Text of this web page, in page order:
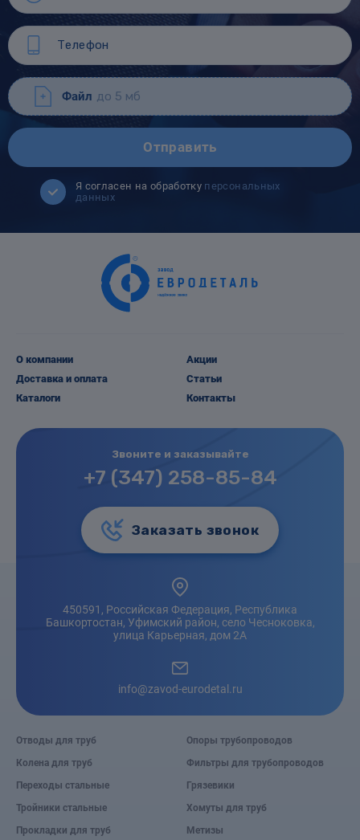
Файл до 5 мб
Отправить
Я согласен на обработку персональных
данных
О компании
Доставка и оплата
Каталоги
Акции
Статьи
Контакты
Звоните и заказывайте
+7 (347) 258-85-84
Заказать звонок
450591, Российская Федерация, Республика
Башкортостан, Уфимский район, село Чесноковка,
улица Карьерная, дом 2А
info@zavod-eurodetal.ru
Отводы для труб
Колена для труб
Переходы стальные
Тройники стальные
Прокладки для труб
Опоры трубопроводов
Фильтры для трубопроводов
Грязевики
Хомуты для труб
Метизы